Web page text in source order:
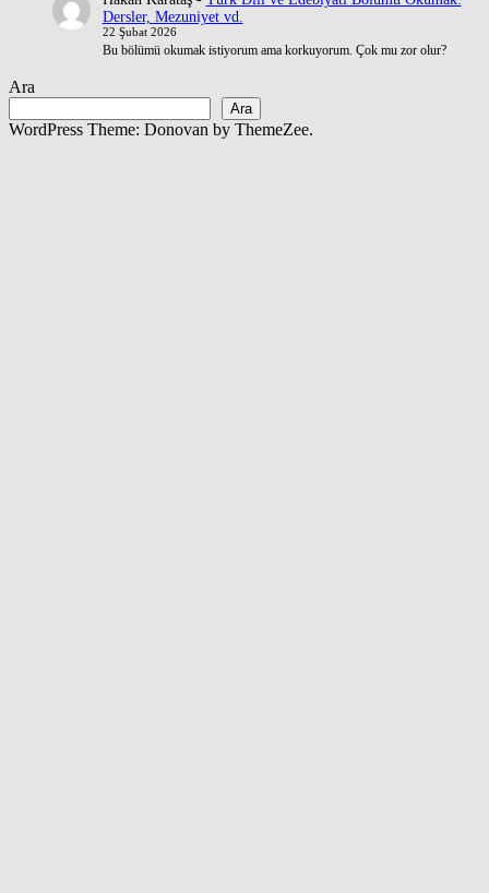
Dersler, Mezuniyet vd.
22 Şubat 2026
Bu bölümü okumak istiyorum ama korkuyorum. Çok mu zor olur?
Ara
Ara
WordPress Theme: Donovan by ThemeZee.